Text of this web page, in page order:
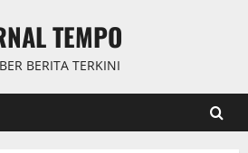
TEMPO
BERITA TERKINI